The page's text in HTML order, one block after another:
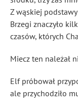
Z wąskiej
Brzegi znaczyło
czasów, których
Miecz ten należał
Elf próbował
ale przychodziło